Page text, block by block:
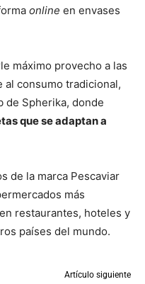
online en envases
máximo provecho a las
al consumo tradicional,
de Spherika, donde
que se adaptan a
de la marca Pescaviar
más
restaurantes, hoteles y
países del mundo.
Artículo siguiente